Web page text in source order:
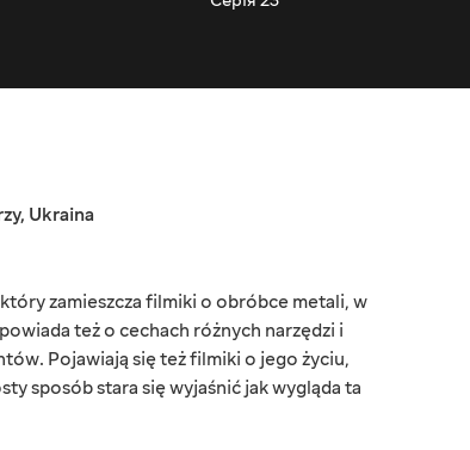
, Ukraina
zamieszcza filmiki o obróbce metali, w
też o cechach różnych narzędzi i
Pojawiają się też filmiki o jego życiu,
sposób stara się wyjaśnić jak wygląda ta